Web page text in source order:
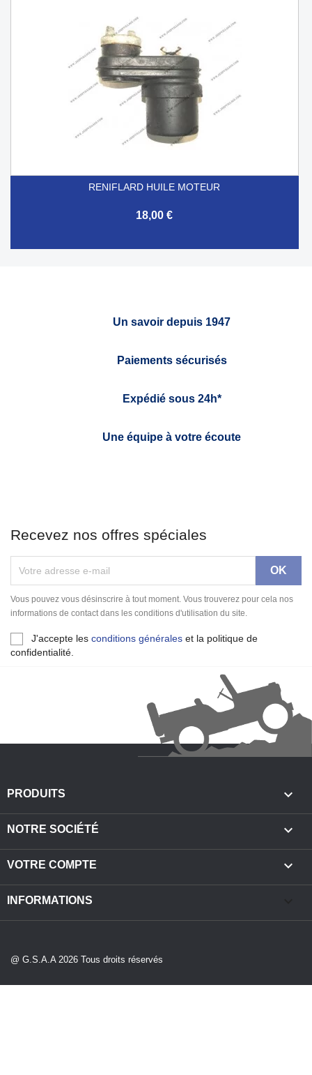
RENIFLARD HUILE MOTEUR
18,00 €
Un savoir depuis 1947
Paiements sécurisés
Expédié sous 24h*
Une équipe à votre écoute
Recevez nos offres spéciales
Vous pouvez vous désinscrire à tout moment. Vous trouverez pour cela nos
informations de contact dans les conditions d'utilisation du site.
J'accepte les conditions générales et la politique de
confidentialité.
PRODUITS 
NOTRE SOCIÉTÉ 
VOTRE COMPTE 
INFORMATIONS
@ G.S.A.A 2026 Tous droits réservés